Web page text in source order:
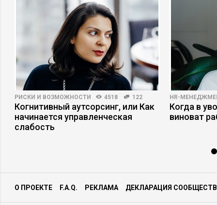
РИСКИ И ВОЗМОЖНОСТИ 4518 122
Когнитивный аутсорсинг, или Как
начинается управленческая
слабость
HR-
Когда в
виноват
О ПРОЕКТЕ F.A.Q. РЕКЛАМА ДЕКЛАРАЦИЯ